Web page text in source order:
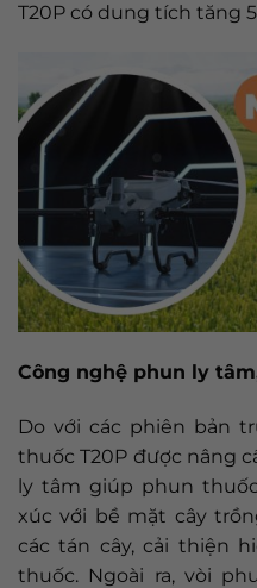
T20P có dung tích tăng
Công nghệ phun ly
Do với các phiên bản
thuốc T20P được nâng
ly tâm giúp phun
xúc với bề mặt cây
các tán cây, cải thiện
thuốc. Ngoài ra, vòi